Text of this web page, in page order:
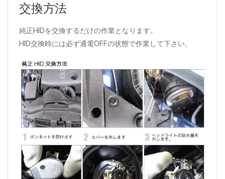
交換方法
純正HIDを交換するだけの作業となります。
HID交換時には必ず通電OFFの状態で作業して下さい。